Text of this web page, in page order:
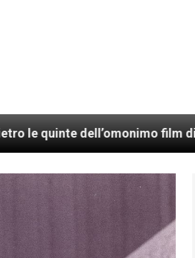
film di Wim Wenders